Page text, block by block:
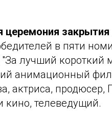
церемония
в пяти
лучший короткий
анимационный
актриса, продюсер,
кино, телеведущий.